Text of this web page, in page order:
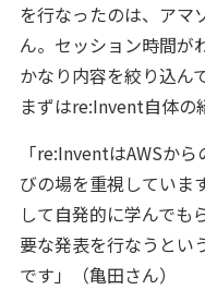
を行なったのは、アマ
ん。セッション時間が
かなり内容を絞り込ん
まずはre:Invent自体の
「re:InventはAWSか
びの場を重視していま
して自発的に学んでも
要な発表を行なうとい
です」（亀田さん）